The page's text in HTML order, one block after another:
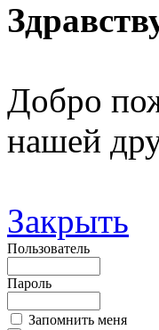
Добро
нашей
Закрыть
Пользователь
Пароль
Запомнить меня